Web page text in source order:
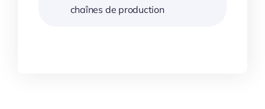
chaînes de production